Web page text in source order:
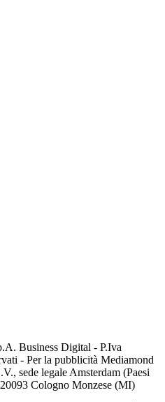
Business Digital - P.Iva
- Per la pubblicità Mediamond
sede legale Amsterdam (Paesi
Cologno Monzese (MI)